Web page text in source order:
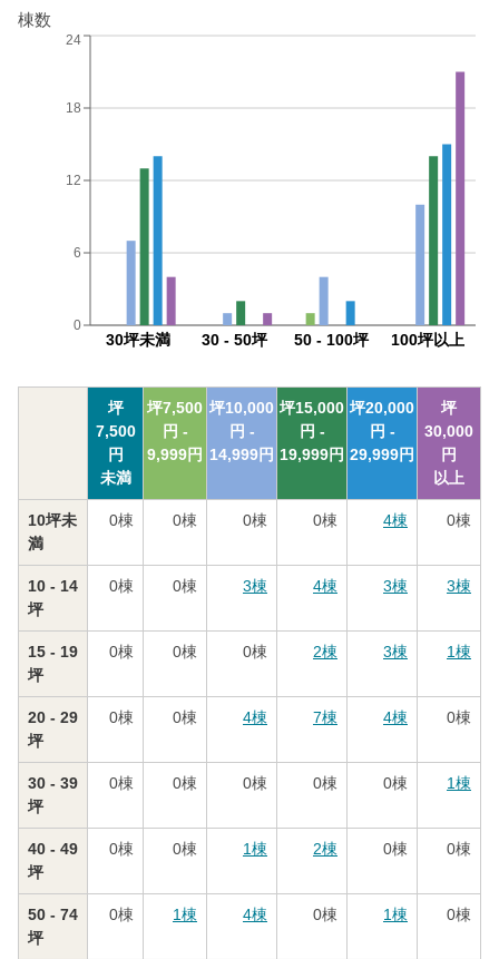
棟数
30坪未満 30 - 50坪 50 - 100坪 100坪以上
0
6
12
18
24
坪
7,500
円
未満
坪7,500
円 -
9,999円
坪10,000
円 -
14,999円
坪15,000
円 -
19,999円
坪20,000
円 -
29,999円
坪
30,000
円
以上
10坪未
満
0棟 0棟 0棟 0棟 4棟 0棟
10 - 14
坪
0棟 0棟 3棟 4棟 3棟 3棟
15 - 19
坪
0棟 0棟 0棟 2棟 3棟 1棟
20 - 29
坪
0棟 0棟 4棟 7棟 4棟 0棟
30 - 39
坪
0棟 0棟 0棟 0棟 0棟 1棟
40 - 49
坪
0棟 0棟 1棟 2棟 0棟 0棟
50 - 74
坪
0棟 1棟 4棟 0棟 1棟 0棟